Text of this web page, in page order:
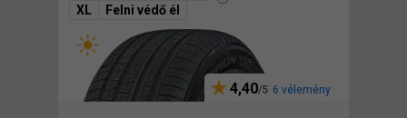
XL
Felni védő él
4,40 6 vélemény